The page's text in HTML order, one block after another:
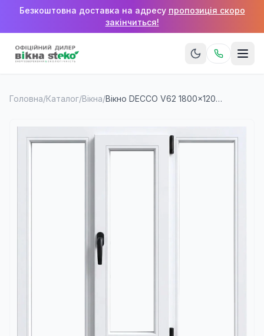
Безкоштовна доставка на адресу пропозиція скоро
закінчиться!
Головна/Каталог/Вікна/ Вікно DECCO V62 1800×1200 мм (3 стулки)